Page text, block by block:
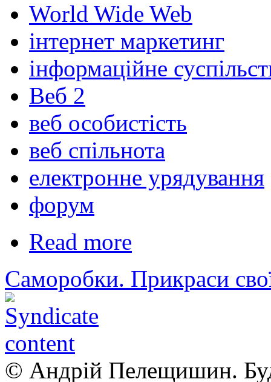
World Wide Web
інтернет маркетинг
інформаційне
Веб 2
веб особистість
веб спільнота
електронне урядування
форум
Read more
Саморобки. Прикраси
© Андрій Пелещишин.